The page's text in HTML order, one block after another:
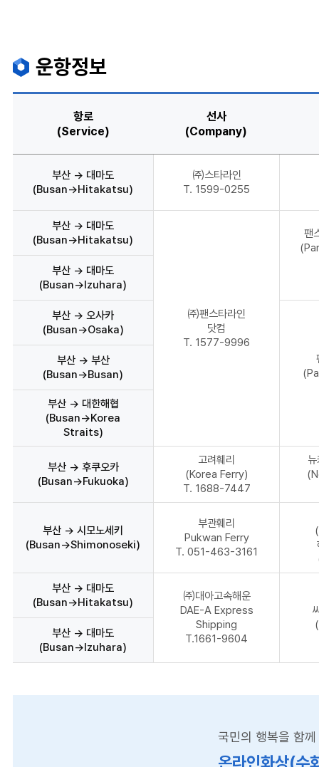
운항정보
항로
(Service)
선사
(Company)
부산 → 대마도
(Busan→Hitakatsu)
㈜스타라인
T. 1599-0255
부산 → 대마도
(Busan→Hitakatsu)
㈜팬스타라인
닷컴
T. 1577-9996
팬
부산 → 대마도
(Busan→Izuhara)
부산 → 오사카
(Busan→Osaka)
부산 → 부산
(Busan→Busan)
부산 → 대한해협
(Busan→Korea
Straits)
부산 → 후쿠오카
(Busan→Fukuoka)
고려훼리
(Korea Ferry)
T. 1688-7447
부산 → 시모노세키
(Busan→Shimonoseki)
부관훼리
Pukwan Ferry
T. 051-463-3161
부산 → 대마도
(Busan→Hitakatsu)
㈜대아고속해운
DAE-A Express
Shipping
T.1661-9604
부산 → 대마도
(Busan→Izuhara)
국민의 행복을 함
온라인화상(수